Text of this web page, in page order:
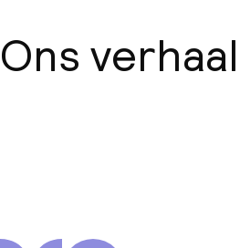
Ons verhaal